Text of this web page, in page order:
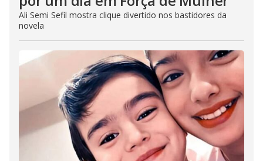
Ali Semi Sefil mostra clique divertido nos bastidores da
novela